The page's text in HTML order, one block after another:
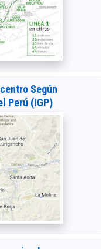
Según
Perú (IGP)